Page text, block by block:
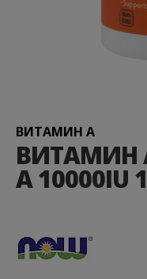
галереи
изображений
ВИТАМИН А
ВИТАМИН
A 10000IU